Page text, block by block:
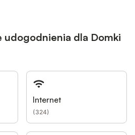
udogodnienia dla Domki
Internet
(324)